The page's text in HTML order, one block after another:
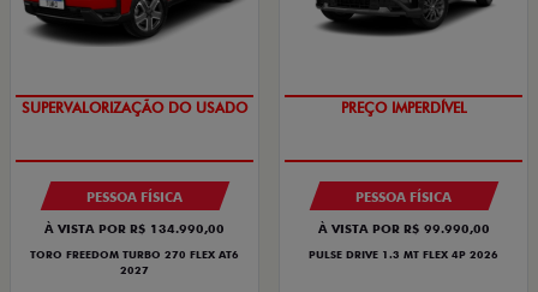
SUPERVALORIZAÇÃO DO USADO
PESSOA FÍSICA
À VISTA POR R$ 134.990,00
TORO FREEDOM TURBO 270 FLEX AT6
2027
PREÇO IMPERDÍVEL
PESSOA FÍSICA
À VISTA POR R$ 99.990,00
PULSE DRIVE 1.3 MT FLEX 4P 2026